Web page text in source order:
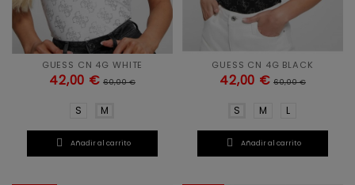
GUESS CN 4G WHITE
42,00 € 60,00 €
S M
 Añadir al carrito
GUESS CN 4G BLACK
42,00 € 60,00 €
S M L
 Añadir al carrito